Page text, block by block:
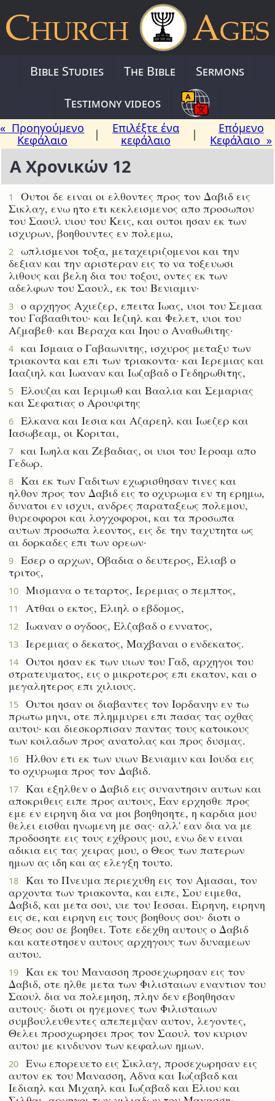
Bible Studies The Bible
Sermons
Testimony videos
« Προηγούμενο
Κεφάλαιο
|
Επιλέξτε ένα
κεφάλαιο
|
Επόμενο
Κεφάλαιο »
Α Χρονικών 12
1
Ουτοι δε ειναι οι ελθοντες προς τον Δαβιδ εις
Σικλαγ, ενω ητο ετι κεκλεισμενος απο προσωπου
του Σαουλ υιου του Κεις, και ουτοι ησαν εκ των
ισχυρων, βοηθουντες εν πολεμω,
2
ωπλισμενοι τοξα, μεταχειριζομενοι και την
δεξιαν και την αριστεραν εις το να τοξευωσι
λιθους και βελη δια του τοξου, οντες εκ των
αδελφων του Σαουλ, εκ του Βενιαμιν·
3
ο αρχηγος Αχιεζερ, επειτα Ιωας, υιοι του Σεμαα
του Γαβααθιτου· και Ιεζιηλ και Φελετ, υιοι του
Αζμαβεθ· και Βεραχα και Ιηου ο Αναθωθιτης·
4
και Ισμαια ο Γαβαωνιτης, ισχυρος μεταξυ των
τριακοντα και επι των τριακοντα· και Ιερεμιας και
Ιααζιηλ και Ιωαναν και Ιωζαβαδ ο Γεδηρωθιτης,
5
Ελουζαι και Ιεριμωθ και Βααλια και Σεμαριας
και Σεφατιας ο Αρουφιτης
6
Ελκανα και Ιεσια και Αζαρεηλ και Ιωεζερ και
Ιασωβεαμ, οι Κοριται,
7
και Ιωηλα και Ζεβαδιας, οι υιοι του Ιεροαμ απο
Γεδωρ.
8
Και εκ των Γαδιτων εχωρισθησαν τινες και
ηλθον προς τον Δαβιδ εις το οχυρωμα εν τη ερημω,
δυνατοι εν ισχυι, ανδρες παραταξεως πολεμου,
θυρεοφοροι και λογχοφοροι, και τα προσωπα
αυτων προσωπα λεοντος, εις δε την ταχυτητα ως
αι δορκαδες επι των ορεων·
9
Εσερ ο αρχων, Οβαδια ο δευτερος, Ελιαβ ο
τριτος,
10 Μισμανα ο τεταρτος, Ιερεμιας ο πεμπτος,
11 Ατθαι ο εκτος, Ελιηλ ο εβδομος,
12 Ιωαναν ο ογδοος, Ελζαβαδ ο εννατος,
13 Ιερεμιας ο δεκατος, Μαχβαναι ο ενδεκατος.
14
Ουτοι ησαν εκ των υιων του Γαδ, αρχηγοι του
στρατευματος, εις ο μικροτερος επι εκατον, και ο
μεγαλητερος επι χιλιους.
15
Ουτοι ησαν οι διαβαντες τον Ιορδανην εν τω
πρωτω μηνι, οτε πλημμυρει επι πασας τας οχθας
αυτου· και διεσκορπισαν παντας τους κατοικους
των κοιλαδων προς ανατολας και προς δυσμας.
16
Ηλθον ετι εκ των υιων Βενιαμιν και Ιουδα εις
το οχυρωμα προς τον Δαβιδ.
17
Και εξηλθεν ο Δαβιδ εις συναντησιν αυτων και
αποκριθεις ειπε προς αυτους, Εαν ερχησθε προς
εμε εν ειρηνη δια να μοι βοηθησητε, η καρδια μου
θελει εισθαι ηνωμενη με σας· αλλ' εαν δια να με
προδοσητε εις τους εχθρους μου, ενω δεν ειναι
αδικια εις τας χειρας μου, ο Θεος των πατερων
ημων ας ιδη και ας ελεγξη τουτο.
18
Και το Πνευμα περιεχυθη εις τον Αμασαι, τον
αρχοντα των τριακοντα, και ειπε, Σου ειμεθα,
Δαβιδ, και μετα σου, υιε του Ιεσσαι. Ειρηνη, ειρηνη
εις σε, και ειρηνη εις τους βοηθους σου· διοτι ο
Θεος σου σε βοηθει. Τοτε εδεχθη αυτους ο Δαβιδ
και κατεστησεν αυτους αρχηγους των δυναμεων
αυτου.
19
Και εκ του Μανασση προσεχωρησαν εις τον
Δαβιδ, οτε ηλθε μετα των Φιλισταιων εναντιον του
Σαουλ δια να πολεμηση, πλην δεν εβοηθησαν
αυτους· διοτι οι ηγεμονες των Φιλισταιων
συμβουλευθεντες απεπεμψαν αυτον, λεγοντες,
Θελει προσχωρησει προς τον Σαουλ τον κυριον
αυτου με κινδυνον των κεφαλων ημων.
20
Ενω επορευετο εις Σικλαγ, προσεχωρησαν εις
αυτον εκ του Μανασση, Αδνα και Ιωζαβαδ και
Ιεδιαηλ και Μιχαηλ και Ιωζαβαδ και Ελιου και